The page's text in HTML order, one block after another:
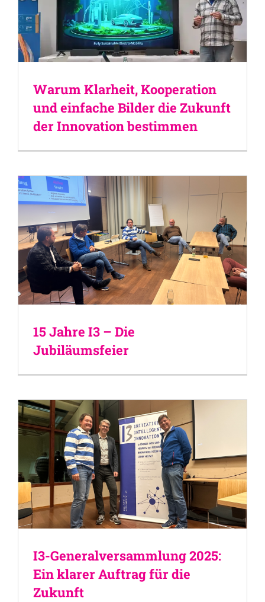
Warum Klarheit, Kooperation
und einfache Bilder die Zukunft
der Innovation bestimmen
15 Jahre I3 – Die
Jubiläumsfeier
I3-Generalversammlung 2025:
Ein klarer Auftrag für die
Zukunft